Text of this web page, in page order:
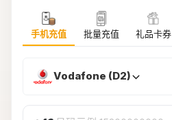
手机充值 批量充值 礼品卡券
Vodafone (D2)